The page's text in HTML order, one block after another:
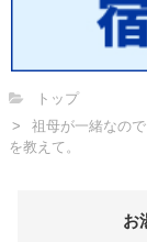
トップ
祖母が一緒なの
を教えて。
お